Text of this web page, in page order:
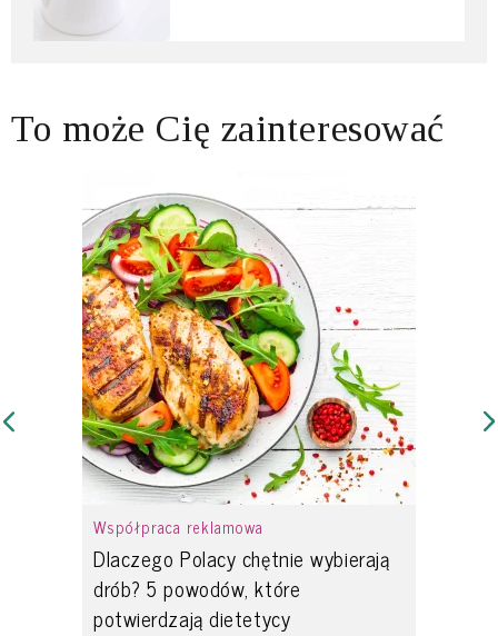
To może Cię zainteresować
Współpraca reklamowa
Dlaczego Polacy chętnie wybierają
drób? 5 powodów, które
potwierdzają dietetycy